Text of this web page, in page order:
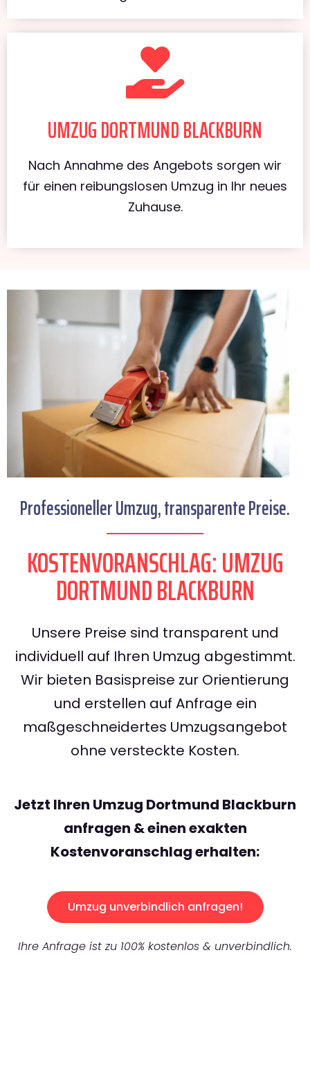
UMZUG DORTMUND BLACKBURN
Nach Annahme des Angebots sorgen wir
für einen reibungslosen Umzug in Ihr neues
Zuhause.
Professioneller Umzug, transparente Preise.
KOSTENVORANSCHLAG: UMZUG
DORTMUND BLACKBURN
Unsere Preise sind transparent und
individuell auf Ihren Umzug abgestimmt.
Wir bieten Basispreise zur Orientierung
und erstellen auf Anfrage ein
maßgeschneidertes Umzugsangebot
ohne versteckte Kosten.
Jetzt Ihren Umzug Dortmund Blackburn
anfragen & einen exakten
Kostenvoranschlag erhalten:
Umzug unverbindlich anfragen!
Ihre Anfrage ist zu 100% kostenlos & unverbindlich.